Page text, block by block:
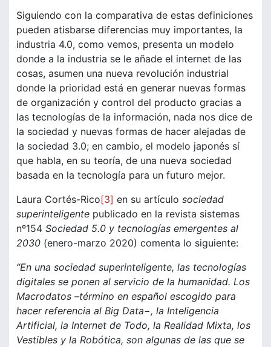
Siguiendo con la comparativa de estas definiciones
pueden atisbarse diferencias muy importantes, la
industria 4.0, como vemos, presenta un modelo
donde a la industria se le añade el internet de las
cosas, asumen una nueva revolución industrial
donde la prioridad está en generar nuevas formas
de organización y control del producto gracias a
las tecnologías de la información, nada nos dice de
la sociedad y nuevas formas de hacer alejadas de
la sociedad 3.0; en cambio, el modelo japonés sí
que habla, en su teoría, de una nueva sociedad
basada en la tecnología para un futuro mejor.
Laura Cortés-Rico[3] en su artículo sociedad
superinteligente publicado en la revista sistemas
nº154 Sociedad 5.0 y tecnologías emergentes al
2030 (enero-marzo 2020) comenta lo siguiente:
“En una sociedad superinteligente, las tecnologías
digitales se ponen al servicio de la humanidad. Los
Macrodatos –término en español escogido para
hacer referencia al Big Data−, la Inteligencia
Artificial, la Internet de Todo, la Realidad Mixta, los
Vestibles y la Robótica, son algunas de las que se